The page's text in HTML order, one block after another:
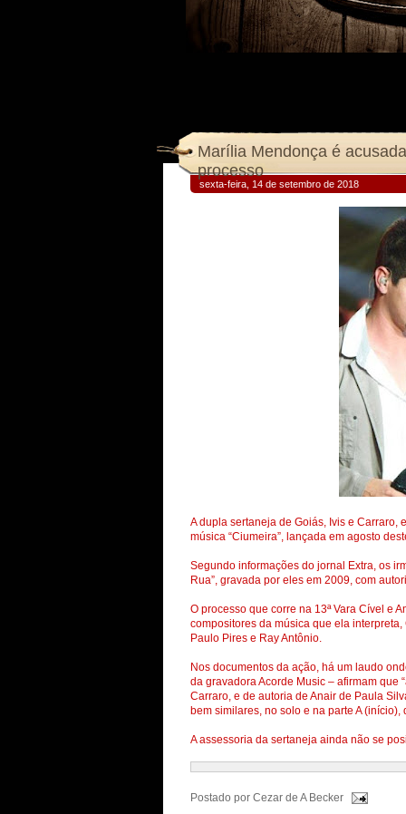
Marília Mendonça é
processo
sexta-feira, 14 de setembro de 2018
A dupla sertaneja de Goiás, Ivis e
música “Ciumeira”, lançada em agosto
Segundo informações do jornal Extra, os
Rua”, gravada por eles em 2009, com
O processo que corre na 13ª Vara Cível e
compositores da música que ela
Paulo Pires e Ray Antônio.
Nos documentos da ação, há um laudo
da gravadora Acorde Music – afirmam que
Carraro, e de autoria de Anair de Paula
bem similares, no solo e na parte A
A assessoria da sertaneja ainda não se
Postado por Cezar de A Becker